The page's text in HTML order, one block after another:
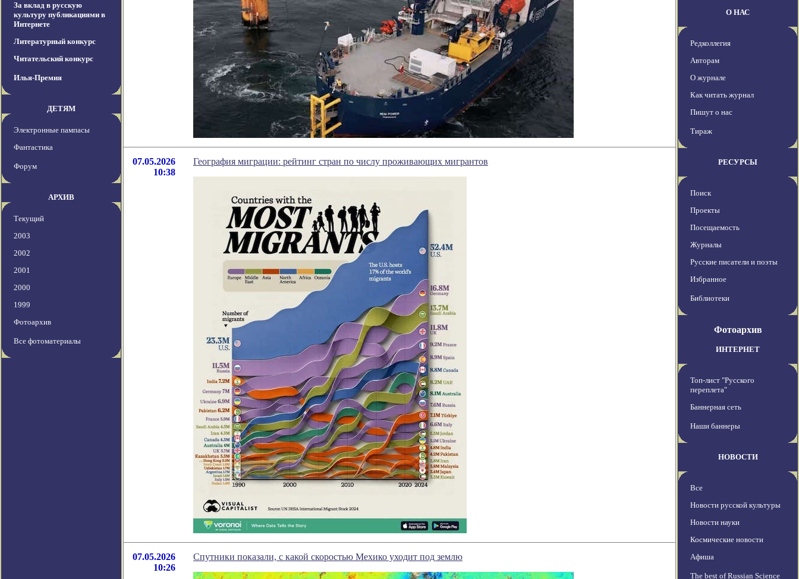
За вклад в русскую
культуру публикациями в
Интернете
Литературный конкурс
Читательский конкурс
Илья-Премия
ДЕТЯМ
Электронные пампасы
Фантастика
Форум
АРХИВ
Текущий
2003
2002
2001
2000
1999
Фотоархив
Все фотоматериалы
07.05.2026
10:38
География миграции: рейтинг стран по числу проживающих мигрантов
07.05.2026
10:26
Спутники показали, с какой скоростью Мехико уходит под землю
О НАС
Редколлегия
Авторам
О журнале
Как читать журнал
Пишут о нас
Тираж
РЕСУРСЫ
Поиск
Проекты
Посещаемость
Журналы
Русские писатели и поэты
Избранное
Библиотеки
Фотоархив
ИНТЕРНЕТ
Топ-лист "Русского
переплета"
Баннерная сеть
Наши баннеры
НОВОСТИ
Все
Новости русской культуры
Новости науки
Космические новости
Афиша
The best of Russian Science